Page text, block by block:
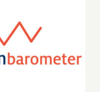
Dezember:
auf Jahrestief